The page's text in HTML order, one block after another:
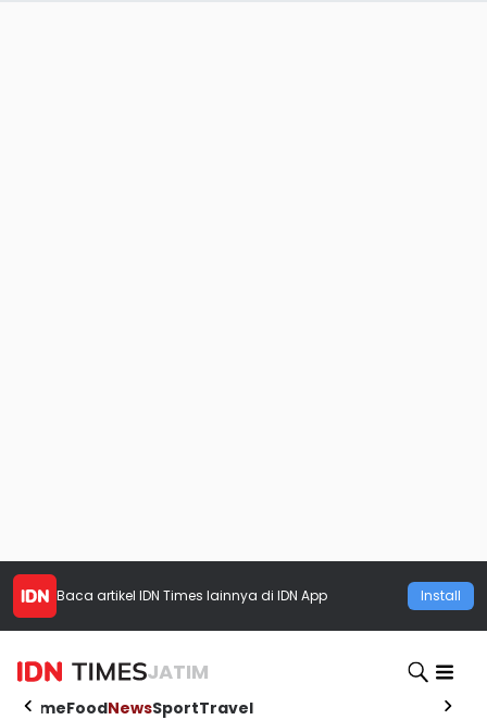
Baca artikel IDN Times lainnya di IDN App Install
JATIM
HomeFoodNewsSportTravel